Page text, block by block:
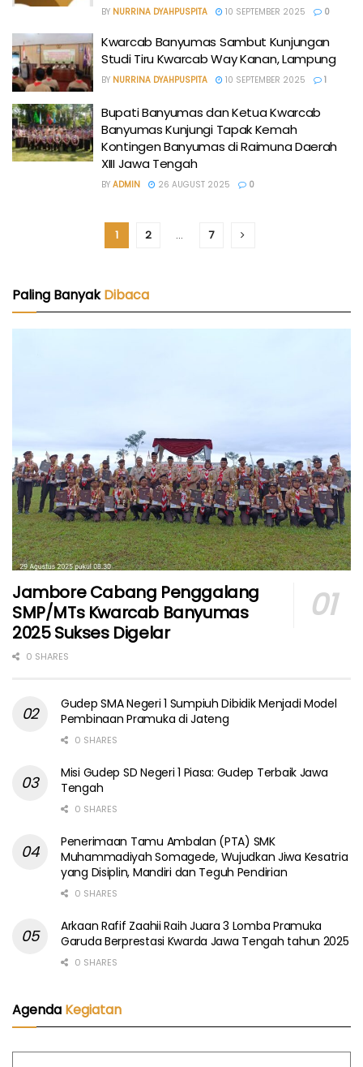
BY NURRINA DYAHPUSPITA 10 SEPTEMBER 2025 0
Kwarcab Banyumas Sambut Kunjungan
Studi Tiru Kwarcab Way Kanan, Lampung
BY NURRINA DYAHPUSPITA 10 SEPTEMBER 2025 1
Bupati Banyumas dan Ketua Kwarcab
Banyumas Kunjungi Tapak Kemah
Kontingen Banyumas di Raimuna Daerah
XIII Jawa Tengah
BY ADMIN 26 AUGUST 2025 0
1 2 … 7
Paling BanyakDibaca
Jambore Cabang Penggalang
SMP/MTs Kwarcab Banyumas
2025 Sukses Digelar
0 SHARES
Gudep SMA Negeri 1 Sumpiuh Dibidik Menjadi Model
Pembinaan Pramuka di Jateng
0 SHARES
Misi Gudep SD Negeri 1 Piasa: Gudep Terbaik Jawa
Tengah
0 SHARES
Penerimaan Tamu Ambalan (PTA) SMK
Muhammadiyah Somagede, Wujudkan Jiwa Kesatria
yang Disiplin, Mandiri dan Teguh Pendirian
0 SHARES
Arkaan Rafif Zaahii Raih Juara 3 Lomba Pramuka
Garuda Berprestasi Kwarda Jawa Tengah tahun 2025
0 SHARES
Agenda Kegiatan